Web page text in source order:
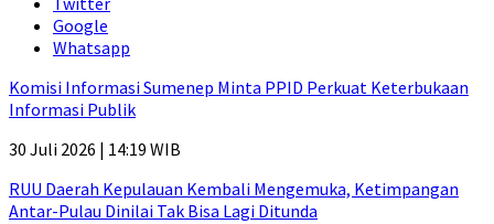
Google
Whatsapp
Komisi Informasi Sumenep Minta PPID Perkuat Keterbukaan
Informasi Publik
30 Juli 2026 | 14:19 WIB
RUU Daerah Kepulauan Kembali Mengemuka, Ketimpangan
Antar-Pulau Dinilai Tak Bisa Lagi Ditunda